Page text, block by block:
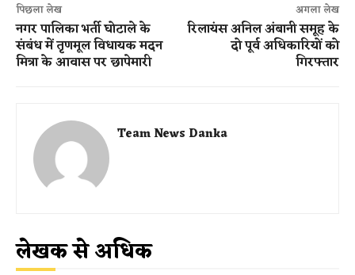
पिछला लेख
नगर पालिका भर्ती घोटाले के
संबंध में तृणमूल विधायक मदन
मित्रा के आवास पर छापेमारी
अगला लेख
रिलायंस अनिल अंबानी समूह के
दो पूर्व अधिकारियों को
गिरफ्तार
Team News Danka
लेखक से अधिक